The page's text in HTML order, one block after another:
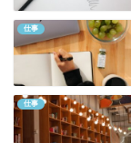
仕事
仕事